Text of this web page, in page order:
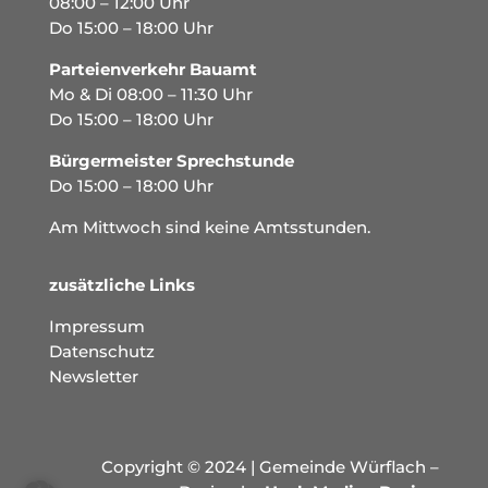
Do 15:00 – 18:00 Uhr
Parteienverkehr Bauamt
Mo & Di 08:00 – 11:30 Uhr
Do 15:00 – 18:00 Uhr
Bürgermeister Sprechstunde
Do 15:00 – 18:00 Uhr
Am Mittwoch sind keine Amtsstunden.
zusätzliche Links
Impressum
Datenschutz
Newsletter
Copyright © 2024 | Gemeinde Würflach –